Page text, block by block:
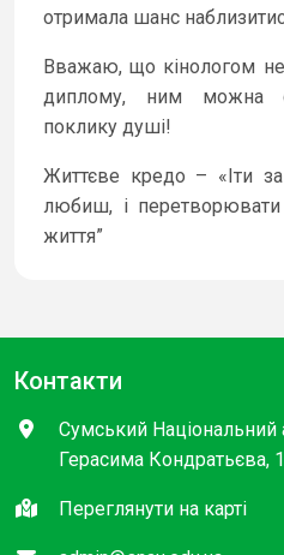
отримала шанс
Вважаю, що кінологом
диплому, ним можна
поклику душі!
Життєве кредо – «Іти
любиш, і
життя”
Контакти
Сумський Національний
Герасима Кондратьєва,
Переглянути на карті